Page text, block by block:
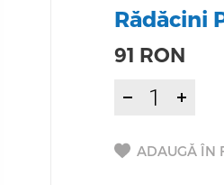
Rădăcini
91 RON
ADAUGĂ ÎN